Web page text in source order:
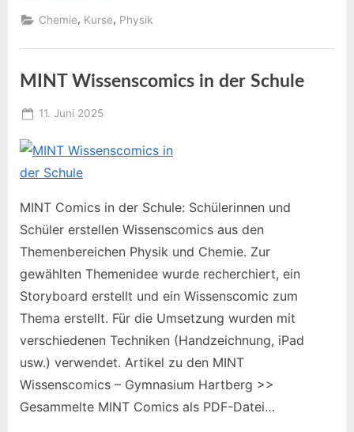
(Train-
the-
Seminar)”
Chemie, Kurse, Physik
MINT Wissenscomics in der Schule
Posted
11. Juni 2025
MINT Comics in der Schule: Schülerinnen und
Schüler erstellen Wissenscomics aus den
Themenbereichen Physik und Chemie. Zur
gewählten Themenidee wurde recherchiert, ein
Storyboard erstellt und ein Wissenscomic zum
Thema erstellt. Für die Umsetzung wurden mit
verschiedenen Techniken (Handzeichnung, iPad
usw.) verwendet. Artikel zu den MINT
Wissenscomics – Gymnasium Hartberg >>
Gesammelte MINT Comics als PDF-Datei…